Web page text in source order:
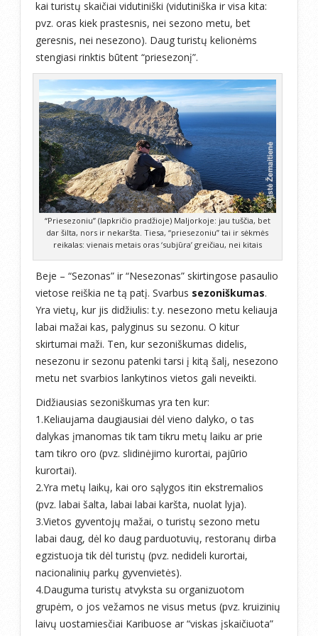
kai turistų skaičiai vidutiniški (vidutiniška ir visa kita:
pvz. oras kiek prastesnis, nei sezono metu, bet
geresnis, nei nesezono). Daug turistų kelionėms
stengiasi rinktis būtent “priesezonį”.
“Priesezoniu” (lapkričio pradžioje) Maljorkoje: jau tuščia, bet
dar šilta, nors ir nekaršta. Tiesa, “priesezoniu” tai ir sėkmės
reikalas: vienais metais oras ‘subjūra’ greičiau, nei kitais
Beje – “Sezonas” ir “Nesezonas” skirtingose pasaulio
vietose reiškia ne tą patį. Svarbus sezoniškumas.
Yra vietų, kur jis didžiulis: t.y. nesezono metu keliauja
labai mažai kas, palyginus su sezonu. O kitur
skirtumai maži. Ten, kur sezoniškumas didelis,
nesezonu ir sezonu patenki tarsi į kitą šalį, nesezono
metu net svarbios lankytinos vietos gali neveikti.
Didžiausias sezoniškumas yra ten kur:
1.Keliaujama daugiausiai dėl vieno dalyko, o tas
dalykas įmanomas tik tam tikru metų laiku ar prie
tam tikro oro (pvz. slidinėjimo kurortai, pajūrio
kurortai).
2.Yra metų laikų, kai oro sąlygos itin ekstremalios
(pvz. labai šalta, labai labai karšta, nuolat lyja).
3.Vietos gyventojų mažai, o turistų sezono metu
labai daug, dėl ko daug parduotuvių, restoranų dirba
egzistuoja tik dėl turistų (pvz. nedideli kurortai,
nacionalinių parkų gyvenvietės).
4.Dauguma turistų atvyksta su organizuotom
grupėm, o jos vežamos ne visus metus (pvz. kruizinių
laivų uostamiesčiai Karibuose ar “viskas įskaičiuota”